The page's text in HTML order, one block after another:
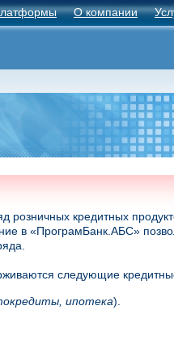
О компании
розничных кредитных
в «ПрограмБанк.АБС»
следующие
ипотека).